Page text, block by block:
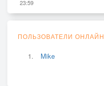
23:59
ПОЛЬЗОВАТЕЛИ ОНЛАЙН
Mike